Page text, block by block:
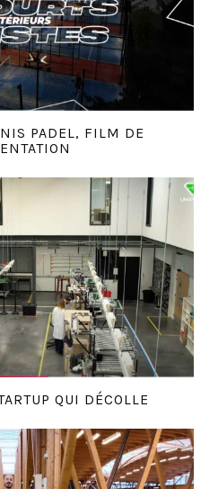
PADEL, FILM DE
QUI DÉCOLLE